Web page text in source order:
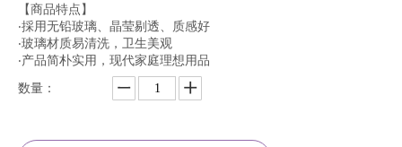
【商品特点】
‧採用无铅玻璃、晶莹剔透、质感好
‧玻璃材质易清洗，卫生美观
‧产品简朴实用，现代家庭理想用品
数量：